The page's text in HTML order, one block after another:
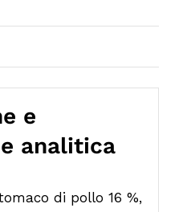
e
analitica
di pollo 16 %,